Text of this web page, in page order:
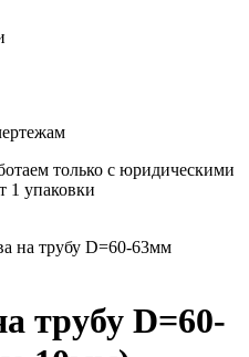
только с юридическими
1 упаковки
на трубу D=60-63мм
трубу D=60-